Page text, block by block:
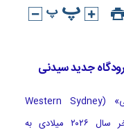
جدید سیدنی
[ad_1] «فرودگاه بین‌المللی غرب سیدنی» (Western Sydney
International Airport) قرار است اواخر سال ۲۰۲۶ میلادی به